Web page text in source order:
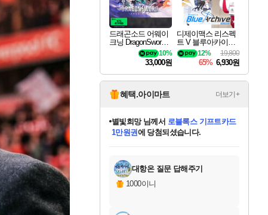
드래곤소드 어웨이
크닝 DragonSword A
10%
33,000원
디제이맥스 리스펙
트 V 블루아카이브
팩 DJMAX RESPE
CT V Blue Archive P
ack DLC
19,800
12%
65% 6,930원
혜택.아이마트 더보기+
교환.
당첨되셨습니다.
당첨되셨습니다.
당첨되셨습니다.
별빛희망님께서 로블록스 기프트카드
1만원권에 당첨되셨습니다.
당첨되셨습니다.
당첨되셨습니다.
당첨되셨습니다.
당첨되셨습니다.
에디션 (스팀코드)를 교환.
당첨되셨습니다.
대항온 질문 답해주기
1000이니